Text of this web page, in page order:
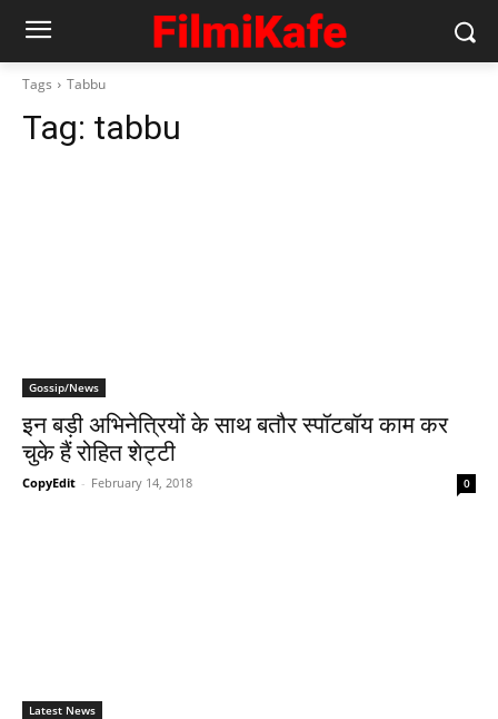
Tags Tabbu
Tag: tabbu
Gossip/News
इन बड़ी अभिनेत्रियों के साथ बतौर स्पॉटबॉय काम कर
चुके हैं रोहित शेट्टी
CopyEdit - February 14, 2018 0
Latest News